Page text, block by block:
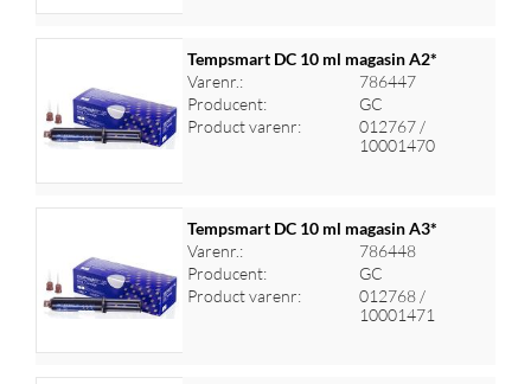
Log ind for at se priser
Tempsmart DC 10 ml magasin A2*
Varenr.:
786447
Producent:
GC
Product varenr:
012767 /
10001470
Log ind for at se priser
Tempsmart DC 10 ml magasin A3*
Varenr.:
786448
Producent:
GC
Product varenr:
012768 /
10001471